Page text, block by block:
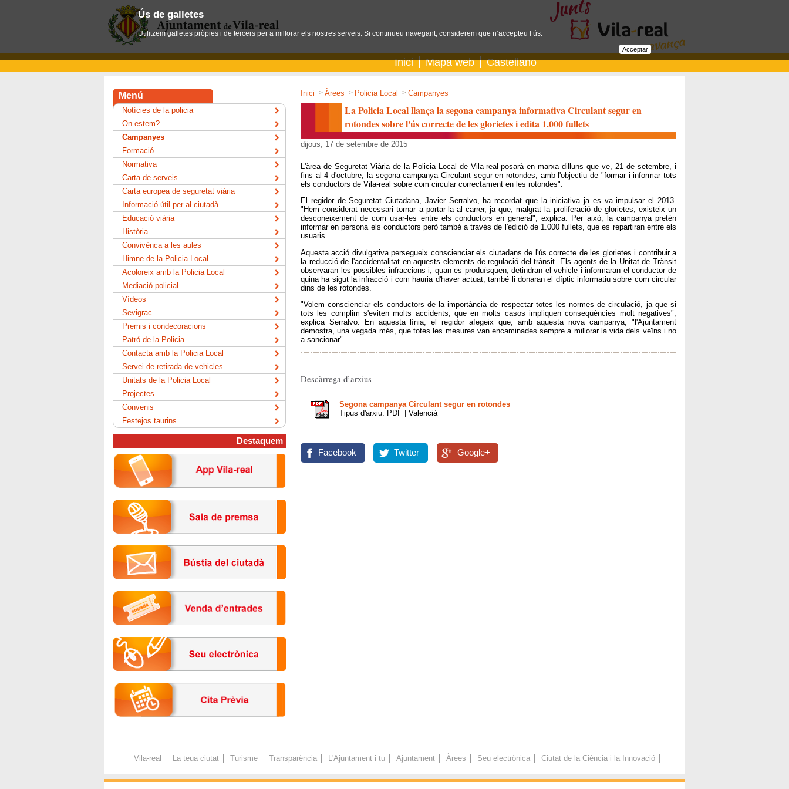
Inici Mapa web Castellano
Inici -> Àrees -> Policia Local -> Campanyes
La Policia Local llança la segona campanya informativa Circulant segur en
rotondes sobre l'ús correcte de les glorietes i edita 1.000 fullets
dijous, 17 de setembre de 2015
L'àrea de Seguretat Viària de la Policia Local de Vila-real posarà en marxa dilluns que ve, 21 de setembre, i
fins al 4 d'octubre, la segona campanya Circulant segur en rotondes, amb l'objectiu de "formar i informar tots
els conductors de Vila-real sobre com circular correctament en les rotondes".
El regidor de Seguretat Ciutadana, Javier Serralvo, ha recordat que la iniciativa ja es va impulsar el 2013.
"Hem considerat necessari tornar a portar-la al carrer, ja que, malgrat la proliferació de glorietes, existeix un
desconeixement de com usar-les entre els conductors en general", explica. Per això, la campanya pretén
informar en persona els conductors però també a través de l'edició de 1.000 fullets, que es repartiran entre els
usuaris.
Aquesta acció divulgativa persegueix conscienciar els ciutadans de l'ús correcte de les glorietes i contribuir a
la reducció de l'accidentalitat en aquests elements de regulació del trànsit. Els agents de la Unitat de Trànsit
observaran les possibles infraccions i, quan es produïsquen, detindran el vehicle i informaran el conductor de
quina ha sigut la infracció i com hauria d'haver actuat, també li donaran el díptic informatiu sobre com circular
dins de les rotondes.
"Volem conscienciar els conductors de la importància de respectar totes les normes de circulació, ja que si
tots les complim s'eviten molts accidents, que en molts casos impliquen conseqüències molt negatives",
explica Serralvo. En aquesta línia, el regidor afegeix que, amb aquesta nova campanya, "l'Ajuntament
demostra, una vegada més, que totes les mesures van encaminades sempre a millorar la vida dels veïns i no
a sancionar".
Descàrrega d’arxius
Segona campanya Circulant segur en rotondes
Tipus d'arxiu: PDF | Valencià
Facebook Twitter Google+
Menú
Notícies de la policia
On estem?
Campanyes
Formació
Normativa
Carta de serveis
Carta europea de seguretat viària
Informació útil per al ciutadà
Educació viària
Història
Convivènca a les aules
Himne de la Policia Local
Acoloreix amb la Policia Local
Mediació policial
Vídeos
Sevigrac
Premis i condecoracions
Patró de la Policia
Contacta amb la Policia Local
Servei de retirada de vehicles
Unitats de la Policia Local
Projectes
Convenis
Festejos taurins
Destaquem
Vila-real La teua ciutat Turisme Transparència L'Ajuntament i tu Ajuntament Àrees Seu electrònica Ciutat de la Ciència i la Innovació
Ús de galletes
Utilitzem galletes pròpies i de tercers per a millorar els nostres serveis. Si continueu navegant, considerem que n’accepteu l’ús.
Acceptar